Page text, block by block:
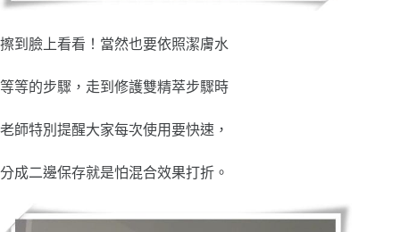
擦到臉上看看！當然也要依照潔膚水
等等的步驟，走到修護雙精萃步驟時
老師特別提醒大家每次使用要快速，
分成二邊保存就是怕混合效果打折。